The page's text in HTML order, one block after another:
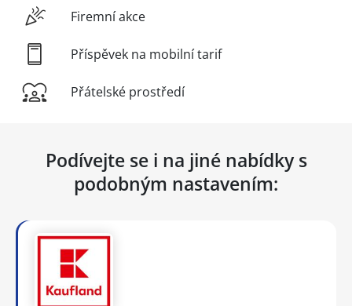
Firemní akce
Příspěvek na mobilní tarif
Přátelské prostředí
Podívejte se i na jiné nabídky s
podobným nastavením: